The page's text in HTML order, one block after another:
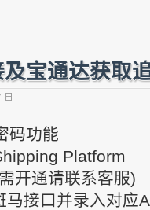
宝通达获取
日
码功能
Platform
开通请联系客服)
接口并录入对应